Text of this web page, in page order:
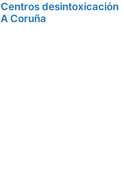
Centros desintoxicación
A Coruña